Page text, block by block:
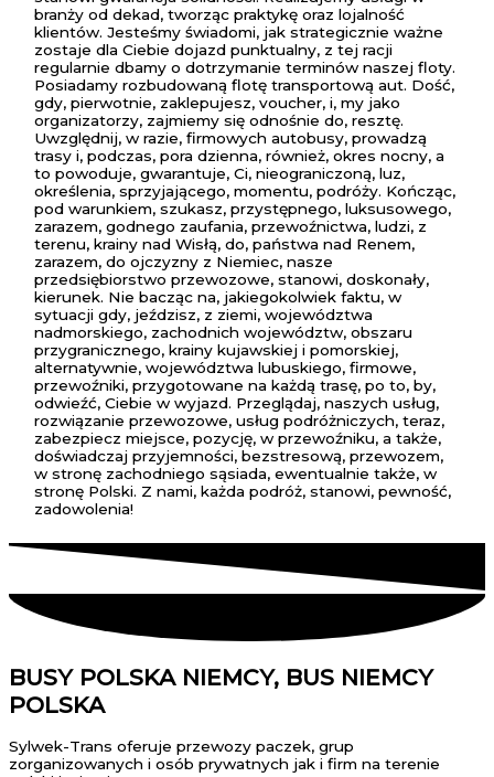
branży od dekad, tworząc praktykę oraz lojalność
klientów. Jesteśmy świadomi, jak strategicznie ważne
zostaje dla Ciebie dojazd punktualny, z tej racji
regularnie dbamy o dotrzymanie terminów naszej floty.
Posiadamy rozbudowaną flotę transportową aut. Dość,
gdy, pierwotnie, zaklepujesz, voucher, i, my jako
organizatorzy, zajmiemy się odnośnie do, resztę.
Uwzględnij, w razie, firmowych autobusy, prowadzą
trasy i, podczas, pora dzienna, również, okres nocny, a
to powoduje, gwarantuje, Ci, nieograniczoną, luz,
określenia, sprzyjającego, momentu, podróży. Kończąc,
pod warunkiem, szukasz, przystępnego, luksusowego,
zarazem, godnego zaufania, przewoźnictwa, ludzi, z
terenu, krainy nad Wisłą, do, państwa nad Renem,
zarazem, do ojczyzny z Niemiec, nasze
przedsiębiorstwo przewozowe, stanowi, doskonały,
kierunek. Nie bacząc na, jakiegokolwiek faktu, w
sytuacji gdy, jeździsz, z ziemi, województwa
nadmorskiego, zachodnich województw, obszaru
przygranicznego, krainy kujawskiej i pomorskiej,
alternatywnie, województwa lubuskiego, firmowe,
przewoźniki, przygotowane na każdą trasę, po to, by,
odwieźć, Ciebie w wyjazd. Przeglądaj, naszych usług,
rozwiązanie przewozowe, usług podróżniczych, teraz,
zabezpiecz miejsce, pozycję, w przewoźniku, a także,
doświadczaj przyjemności, bezstresową, przewozem,
w stronę zachodniego sąsiada, ewentualnie także, w
stronę Polski. Z nami, każda podróż, stanowi, pewność,
zadowolenia!
BUSY POLSKA NIEMCY, BUS NIEMCY
POLSKA
Sylwek-Trans oferuje przewozy paczek, grup
zorganizowanych i osób prywatnych jak i firm na terenie